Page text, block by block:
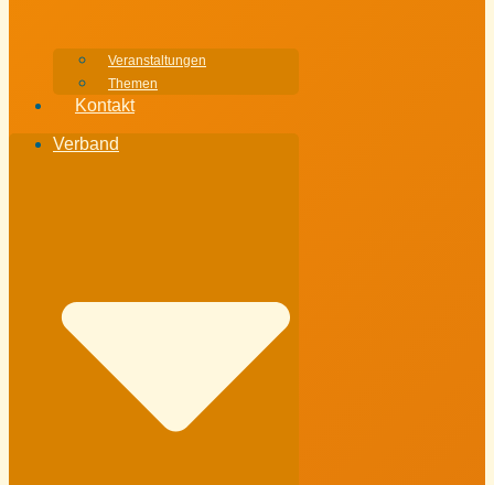
Veranstaltungen
Themen
Kontakt
Verband